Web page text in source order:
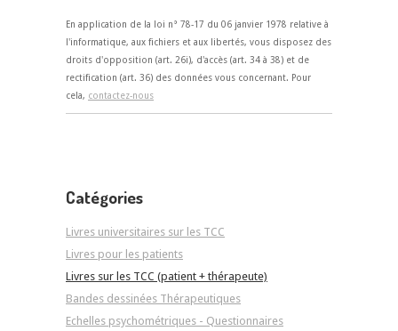
En application de la loi n° 78-17 du 06 janvier 1978 relative à
l'informatique, aux fichiers et aux libertés, vous disposez des
droits d'opposition (art. 26i), d'accès (art. 34 à 38) et de
rectification (art. 36) des données vous concernant. Pour
cela, contactez-nous
Catégories
Livres universitaires sur les TCC
Livres pour les patients
Livres sur les TCC (patient + thérapeute)
Bandes dessinées Thérapeutiques
Echelles psychométriques - Questionnaires